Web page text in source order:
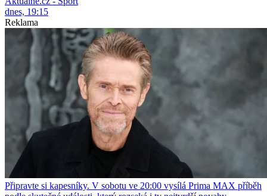
dnes, 19:15
Reklama
Připravte si kapesníky. V sobotu ve 20:00 vysílá Prima MAX příběh